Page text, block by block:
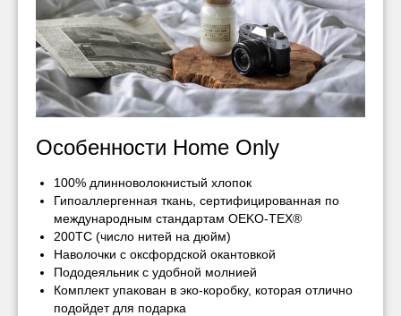
Особенности Home Only
100% длинноволокнистый хлопок
Гипоаллергенная ткань, сертифицированная по
международным стандартам OEKO-TEX®
200TC (число нитей на дюйм)
Наволочки с оксфордской окантовкой
Пододеяльник с удобной молнией
Комплект упакован в эко-коробку, которая отлично
подойдет для подарка